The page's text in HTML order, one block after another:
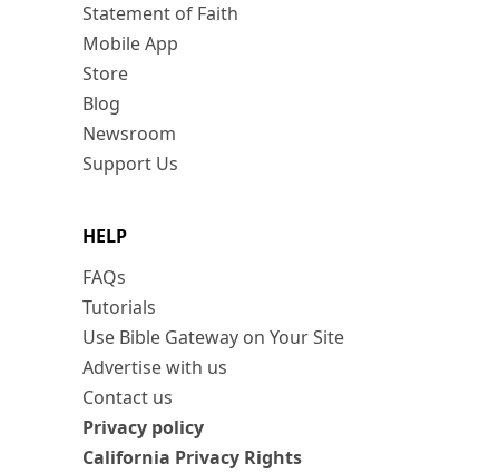
Statement of Faith
Mobile App
Store
Blog
Newsroom
Support Us
HELP
FAQs
Tutorials
Use Bible Gateway on Your Site
Advertise with us
Contact us
Privacy policy
California Privacy Rights